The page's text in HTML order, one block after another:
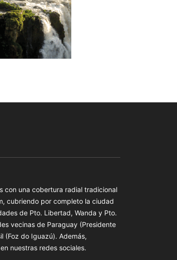
con una cobertura radial tradicional
cubriendo por completo la ciudad
de Pto. Libertad, Wanda y Pto.
vecinas de Paraguay (Presidente
(Foz do Iguazú). Además,
nuestras redes sociales.